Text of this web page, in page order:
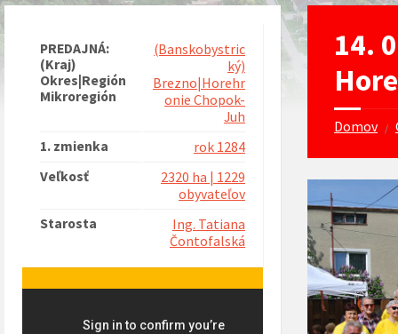
14.
Domov /
PREDAJNÁ:
(Kraj)
Okres|Región
Mikroregión
(Banskobystric
ký)
Brezno|Horehr
onie Chopok-
Juh
1. zmienka
rok 1284
Veľkosť
2320 ha | 1229
obyvateľov
Starosta
Ing. Tatiana
Čontofalská